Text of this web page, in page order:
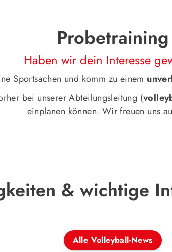
Probetraining
Haben wir dein Interesse
Sportsachen und komm zu einem
bei unserer Abteilungsleitung (
einplanen können. Wir freuen uns
& wichtige
Alle Volleyball-News